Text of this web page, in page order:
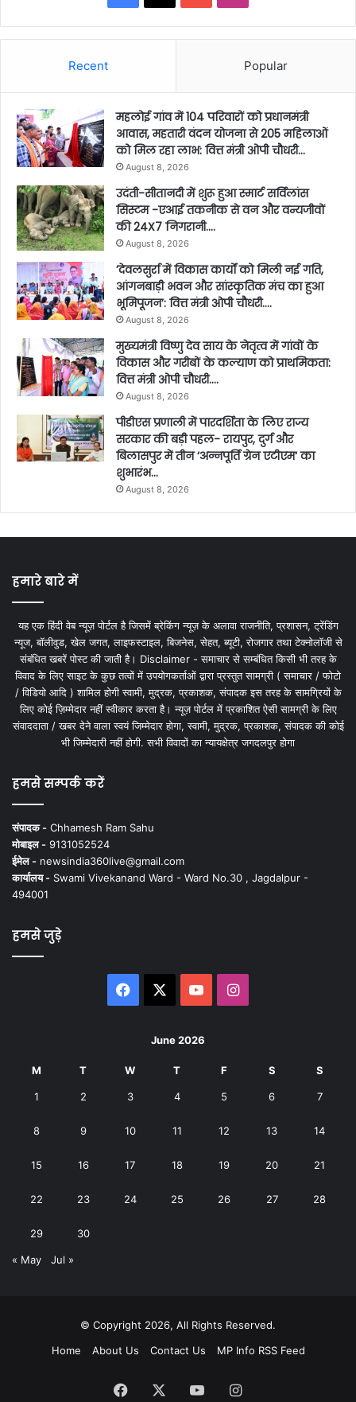
Recent Popular
महलोई गांव में 104 परिवारों को प्रधानमंत्री
आवास, महतारी वंदन योजना से 205 महिलाओं
को मिल रहा लाभ: वित्त मंत्री ओपी चौधरी…
August 8, 2026
उदंती-सीतानदी में शुरू हुआ स्मार्ट सर्विलांस
सिस्टम -एआई तकनीक से वन और वन्यजीवों
की 24X7 निगरानी….
August 8, 2026
’देवलसुर्रा में विकास कार्यों को मिली नई गति,
आंगनबाड़ी भवन और सांस्कृतिक मंच का हुआ
भूमिपूजन’: वित्त मंत्री ओपी चौधरी….
August 8, 2026
मुख्यमंत्री विष्णु देव साय के नेतृत्व में गांवों के
विकास और गरीबों के कल्याण को प्राथमिकता:
वित्त मंत्री ओपी चौधरी….
August 8, 2026
पीडीएस प्रणाली में पारदर्शिता के लिए राज्य
सरकार की बड़ी पहल- रायपुर, दुर्ग और
बिलासपुर में तीन ‘अन्नपूर्ति ग्रेन एटीएम‘ का
शुभारंभ…
August 8, 2026
हमारे बारे में
यह एक हिंदी वेब न्यूज़ पोर्टल है जिसमें ब्रेकिंग न्यूज़ के अलावा राजनीति, प्रशासन, ट्रेंडिंग
न्यूज, बॉलीवुड, खेल जगत, लाइफस्टाइल, बिजनेस, सेहत, ब्यूटी, रोजगार तथा टेक्नोलॉजी से
संबंधित खबरें पोस्ट की जाती है। Disclaimer - समाचार से सम्बंधित किसी भी तरह के
विवाद के लिए साइट के कुछ तत्वों में उपयोगकर्ताओं द्वारा प्रस्तुत सामग्री ( समाचार / फोटो
/ विडियो आदि ) शामिल होगी स्वामी, मुद्रक, प्रकाशक, संपादक इस तरह के सामग्रियों के
लिए कोई ज़िम्मेदार नहीं स्वीकार करता है। न्यूज़ पोर्टल में प्रकाशित ऐसी सामग्री के लिए
संवाददाता / खबर देने वाला स्वयं जिम्मेदार होगा, स्वामी, मुद्रक, प्रकाशक, संपादक की कोई
भी जिम्मेदारी नहीं होगी. सभी विवादों का न्यायक्षेत्र जगदलपुर होगा
हमसे सम्पर्क करें
संपादक - Chhamesh Ram Sahu
मोबाइल - 9131052524
ईमेल - newsindia360live@gmail.com
कार्यालय - Swami Vivekanand Ward - Ward No.30 , Jagdalpur -
494001
हमसे जुड़े
Facebook YouTubeInstagram
June 2026
M T W T F S S
1 2 3 4 5 6 7
8 9 10 11 12 13 14
15 16 17 18 19 20 21
22 23 24 25 26 27 28
29 30
« May Jul »
© Copyright 2026, All Rights Reserved.
Home
About Us Contact Us MP Info RSS Feed
Facebook YouTubeInstagram